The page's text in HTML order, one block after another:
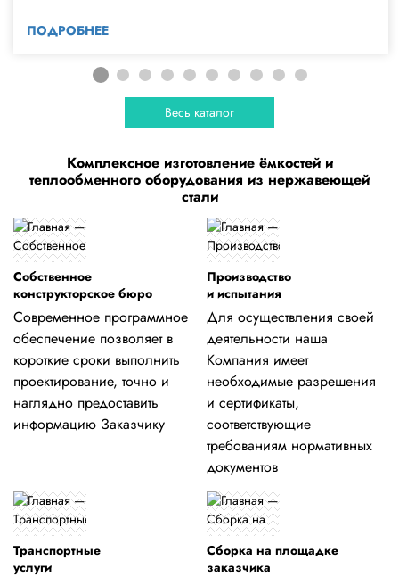
ПОДРОБНЕЕ
Весь каталог
Комплексное изготовление ёмкостей и
теплообменного оборудования из нержавеющей
стали
Собственное
конструкторское бюро
Современное программное
обеспечение позволяет в
короткие сроки выполнить
проектирование, точно и
наглядно предоставить
информацию Заказчику
Производство
и испытания
Для осуществления своей
деятельности наша
Компания имеет
необходимые разрешения
и сертификаты,
соответствующие
требованиям нормативных
документов
Транспортные
услуги
Сборка на площадке
заказчика